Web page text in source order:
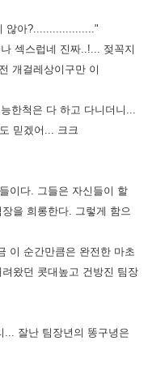
않아?..................."
섹스럽네 진짜..!... 젖꼭지
개걸레상이구만 이
한척은 다 하고 다니더니...
믿겠어... 크크
이다. 그들은 자신들이 할
을 희롱한다. 그렇게 함으
이 순간만큼은 완전한 마초
왔던 콧대높고 건방진 팀장
잘난 팀장년의 똥구녕은